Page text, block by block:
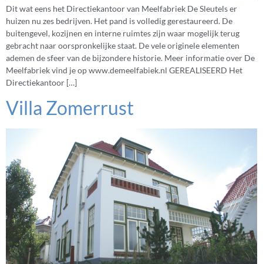
Dit wat eens het Directiekantoor van Meelfabriek De Sleutels er
huizen nu zes bedrijven. Het pand is volledig gerestaureerd. De
buitengevel, kozijnen en interne ruimtes zijn waar mogelijk terug
gebracht naar oorspronkelijke staat. De vele originele elementen
ademen de sfeer van de bijzondere historie. Meer informatie over De
Meelfabriek vind je op www.demeelfabiek.nl GEREALISEERD Het
Directiekantoor […]
Villa Zomerrust